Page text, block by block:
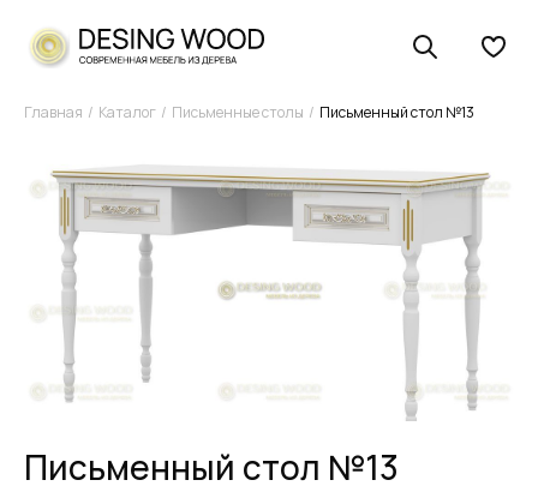
Главная Каталог Письменные столы Письменный стол №13
Письменный стол №13